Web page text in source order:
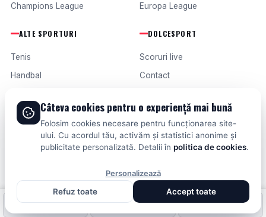
Champions League
Europa League
ALTE SPORTURI
Tenis
Handbal
Formula 1
Fotbal intern
Fotbal extern
DOLCESPORT
Scoruri live
Contact
Termeni și condiții
© 2026 DOLCESPORT. TOATE DREPTURILE REZERVATE.
SCORURI, CLASAMENTE ȘI ANALIZE DIN TOATE COMPETIȚIILE
Fotbal intern Fotbal extern Scoruri live
Câteva cookies pentru o experiență mai bună
Folosim cookies necesare pentru funcționarea site-
ului. Cu acordul tău, activăm și statistici anonime și
publicitate personalizată. Detalii în politica de cookies.
Personalizează
Refuz toate
Accept toate